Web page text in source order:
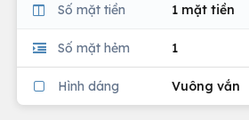
Số mặt tiền 1 mặt tiền
Số mặt hẻm 1
Hình dáng Vuông vắn